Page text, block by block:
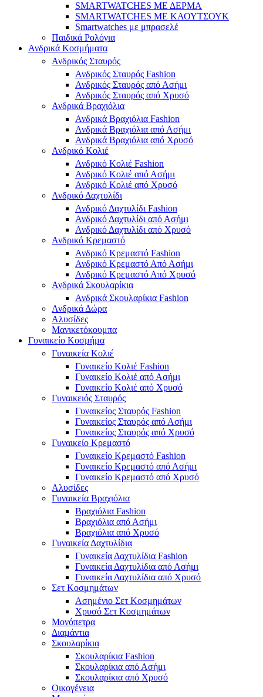
SMARTWATCHES ΜΕ ΔΕΡΜΑ
SMARTWATCHES ΜΕ ΚΑΟΥΤΣΟΥΚ
Smartwatches με μπρασελέ
Παιδικά Ρολόγια
Ανδρικά Κοσμήματα
Ανδρικός Σταυρός
Ανδρικός Σταυρός Fashion
Ανδρικός Σταυρός από Ασήμι
Ανδρικός Σταυρός από Χρυσό
Ανδρικά Βραχιόλια
Ανδρικά Βραχιόλια Fashion
Ανδρικά Βραχιόλια από Ασήμι
Ανδρικά Βραχιόλια από Χρυσό
Ανδρικό Κολιέ
Ανδρικό Κολιέ Fashion
Ανδρικό Κολιέ από Ασήμι
Ανδρικό Κολιέ από Χρυσό
Ανδρικό Δαχτυλίδι
Ανδρικό Δαχτυλίδι Fashion
Ανδρικό Δαχτυλίδι από Ασήμι
Ανδρικό Δαχτυλίδι από Χρυσό
Ανδρικό Κρεμαστό
Ανδρικό Κρεμαστό Fashion
Ανδρικό Κρεμαστό Από Ασήμι
Ανδρικό Κρεμαστό Από Χρυσό
Ανδρικά Σκουλαρίκια
Ανδρικά Σκουλαρίκια Fashion
Ανδρικά Δώρα
Αλυσίδες
Μανικετόκουμπα
Γυναικείο Κοσμήμα
Γυναικεία Κολιέ
Γυναικείο Κολιέ Fashion
Γυναικείο Κολιέ από Ασήμι
Γυναικείο Κολιέ από Χρυσό
Γυναικειός Σταυρός
Γυναικείος Σταυρός Fashion
Γυναικείος Σταυρός από Ασήμι
Γυναικείος Σταυρός από Χρυσό
Γυναικείο Κρεμαστό
Γυναικείο Κρεμαστό Fashion
Γυναικείο Κρεμαστό από Ασήμι
Γυναικείο Κρεμαστό από Χρυσό
Αλυσίδες
Γυναικεία Βραχιόλια
Βραχιόλια Fashion
Βραχιόλια από Ασήμι
Βραχιόλια από Χρυσό
Γυναικεία Δαχτυλίδια
Γυναικεία Δαχτυλίδια Fashion
Γυναικεία Δαχτυλίδια από Ασήμι
Γυναικεία Δαχτυλίδια από Χρυσό
Σετ Κοσμημάτων
Ασημένιο Σετ Κοσμημάτων
Χρυσό Σετ Κοσμημάτων
Μονόπετρα
Διαμάντια
Σκουλαρίκια
Σκουλαρίκια Fashion
Σκουλαρίκια από Ασήμι
Σκουλαρίκια από Χρυσό
Οικογένεια